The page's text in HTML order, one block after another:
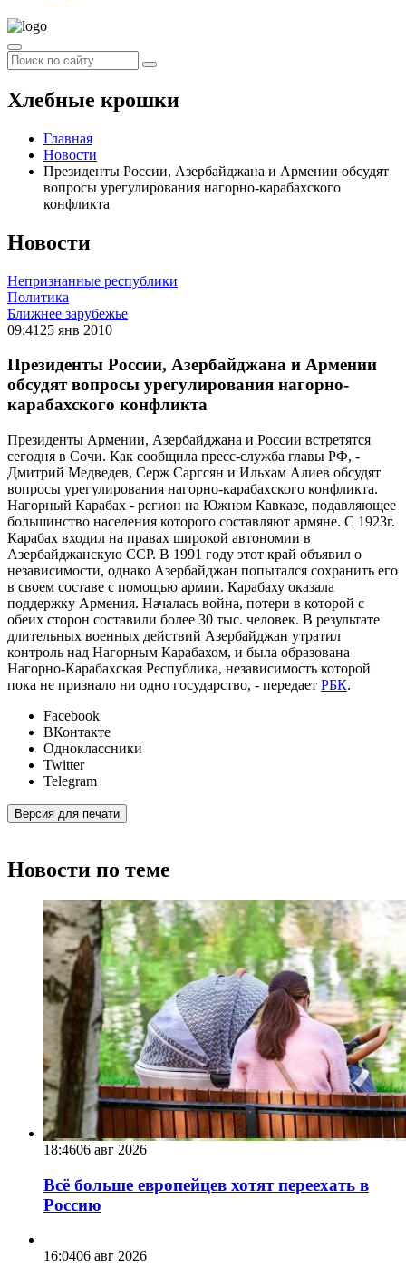
Хлебные крошки
Главная
Новости
Президенты России, Азербайджана и Армении обсудят
вопросы урегулирования нагорно-карабахского
конфликта
Новости
Непризнанные республики
Политика
Ближнее зарубежье
09:41 25 янв 2010
Президенты России, Азербайджана и Армении
обсудят вопросы урегулирования нагорно-
карабахского конфликта
Президенты Армении, Азербайджана и России встретятся
сегодня в Сочи. Как сообщила пресс-служба главы РФ, -
Дмитрий Медведев, Серж Саргсян и Ильхам Алиев обсудят
вопросы урегулирования нагорно-карабахского конфликта.
Нагорный Карабах - регион на Южном Кавказе, подавляющее
большинство населения которого составляют армяне. С 1923г.
Карабах входил на правах широкой автономии в
Азербайджанскую ССР. В 1991 году этот край объявил о
независимости, однако Азербайджан попытался сохранить его
в своем составе с помощью армии. Карабаху оказала
поддержку Армения. Началась война, потери в которой с
обеих сторон составили более 30 тыс. человек. В результате
длительных военных действий Азербайджан утратил
контроль над Нагорным Карабахом, и была образована
Нагорно-Карабахская Республика, независимость которой
пока не признало ни одно государство, - передает РБК.
Facebook
ВКонтакте
Одноклассники
Twitter
Telegram
Версия для печати
Новости по теме
18:4606 авг 2026
Всё больше европейцев хотят переехать в
Россию
16:0406 авг 2026